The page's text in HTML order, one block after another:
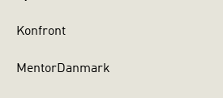
Konfront
MentorDanmark